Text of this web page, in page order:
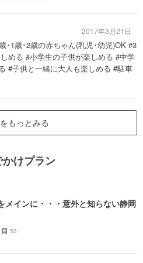
･1歳･2歳の赤ちゃん(乳児･幼児)OK #3
める #小学生の子供が楽しめる #中学
#子供と一緒に大人も楽しめる #駐車
2017年3月21日
もっとみる
けプラン
メインに・・・意外と知らない静岡
53